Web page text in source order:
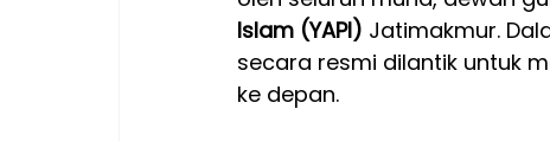
Islam (YAPI) Jatimakmur.
secara resmi dilantik untuk
ke depan.